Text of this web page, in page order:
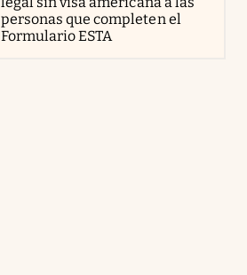
personas que completen el
Formulario ESTA